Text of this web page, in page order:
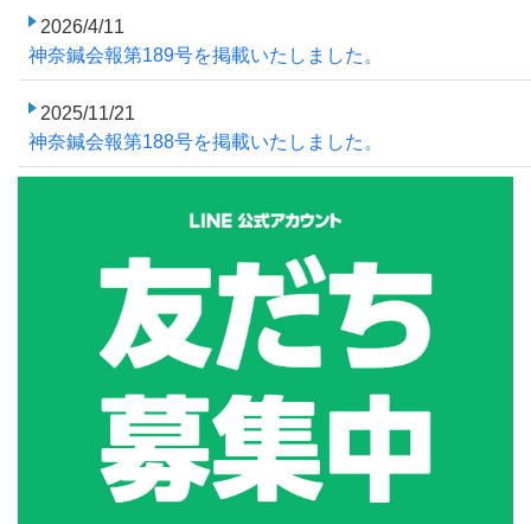
2026/4/11
神奈鍼会報第189号を掲載いたしました。
2025/11/21
神奈鍼会報第188号を掲載いたしました。